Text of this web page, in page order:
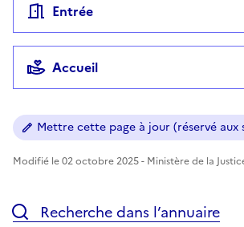
Entrée
Accueil
Mettre cette page à jour (réservé aux
Modifié le 02 octobre 2025 - Ministère de la
Recherche dans l’annuaire